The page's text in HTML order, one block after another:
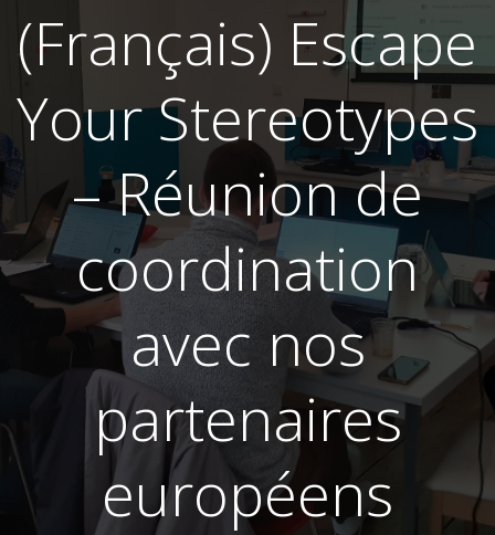
(Français) Escape
Your Stereotypes
– Réunion de
coordination
avec nos
partenaires
européens